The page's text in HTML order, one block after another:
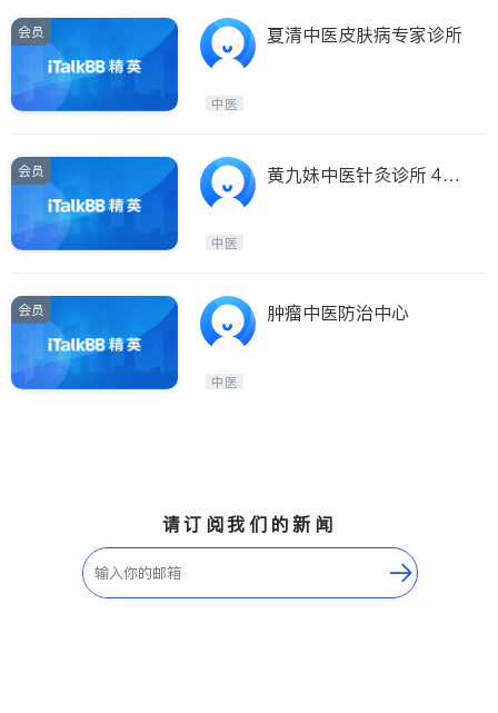
会员 夏清中医皮肤病专家诊所
中医
会员
黄九妹中医针灸诊所 40
中医
会员 肿瘤中医防治中心
中医
请订阅我们的新闻